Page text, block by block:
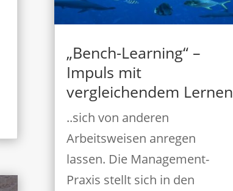
„Bench-Learning“ –
Impuls mit
vergleichendem Lernen
..sich von anderen
Arbeitsweisen anregen
lassen. Die Management-
Praxis stellt sich in den